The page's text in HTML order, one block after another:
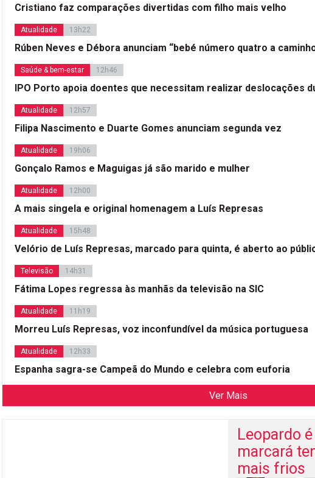
Cristiano faz comparações divertidas com filho mais velho
Atualidade 13h22
Rúben Neves e Débora anunciam “bebé número quatro a
Saúde & bem-estar 12h46
IPO Porto apoia doentes que necessitam realizar deslocações
Atualidade 12h57
Filipa Nascimento e Duarte Gomes anunciam segunda vez
Atualidade 19h06
Gonçalo Ramos e Maguigas já são marido e mulher
Atualidade 12h00
A mais singela e original homenagem a Luís Represas
Atualidade 15h48
Velório de Luís Represas, marcado para quinta, é aberto ao
Televisão 14h31
Fátima Lopes regressa às manhãs da televisão na SIC
Atualidade 11h19
Morreu Luís Represas, voz inconfundível da música portuguesa
Atualidade 12h33
Espanha sagra-se Campeã do Mundo e celebra com euforia
Ver Mais
Leopardo
marcará
mais frios